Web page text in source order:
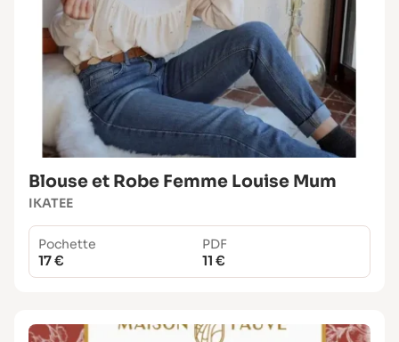
Blouse et Robe Femme Louise Mum
IKATEE
Pochette
17 €
PDF
11 €